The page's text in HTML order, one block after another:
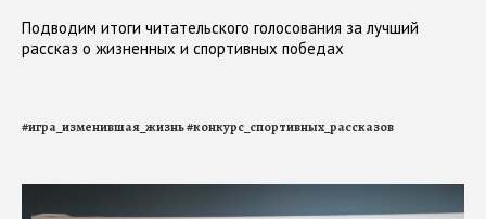
Подводим итоги читательского голосования за лучший
рассказ о жизненных и спортивных победах
#игра_изменившая_жизнь#конкурс_спортивных_рассказов